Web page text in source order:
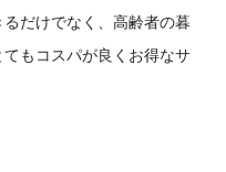
だけでなく、高齢者の暮
もコスパが良くお得なサ